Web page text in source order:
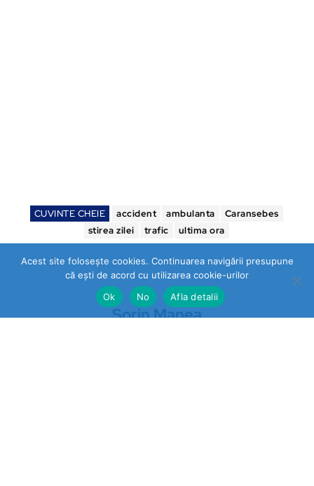
CUVINTE CHEIE accident ambulanta
Caransebes
stirea zilei
trafic ultima ora
Sorin Manea
Acest site folosește cookies. Continuarea navigării presupune
că ești de acord cu utilizarea cookie-urilor
Ok
No Afla detalii